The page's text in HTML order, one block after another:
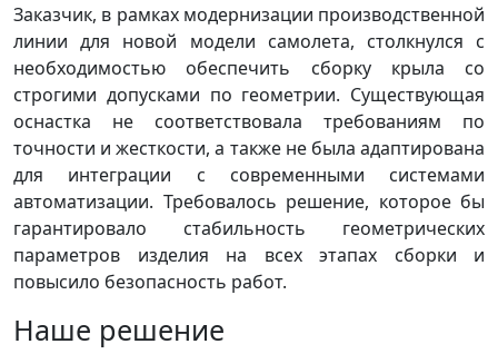
Заказчик, в рамках модернизации производственной
линии для новой модели самолета, столкнулся с
необходимостью обеспечить сборку крыла со
строгими допусками по геометрии. Существующая
оснастка не соответствовала требованиям по
точности и жесткости, а также не была адаптирована
для интеграции с современными системами
автоматизации. Требовалось решение, которое бы
гарантировало стабильность геометрических
параметров изделия на всех этапах сборки и
повысило безопасность работ.
Наше решение